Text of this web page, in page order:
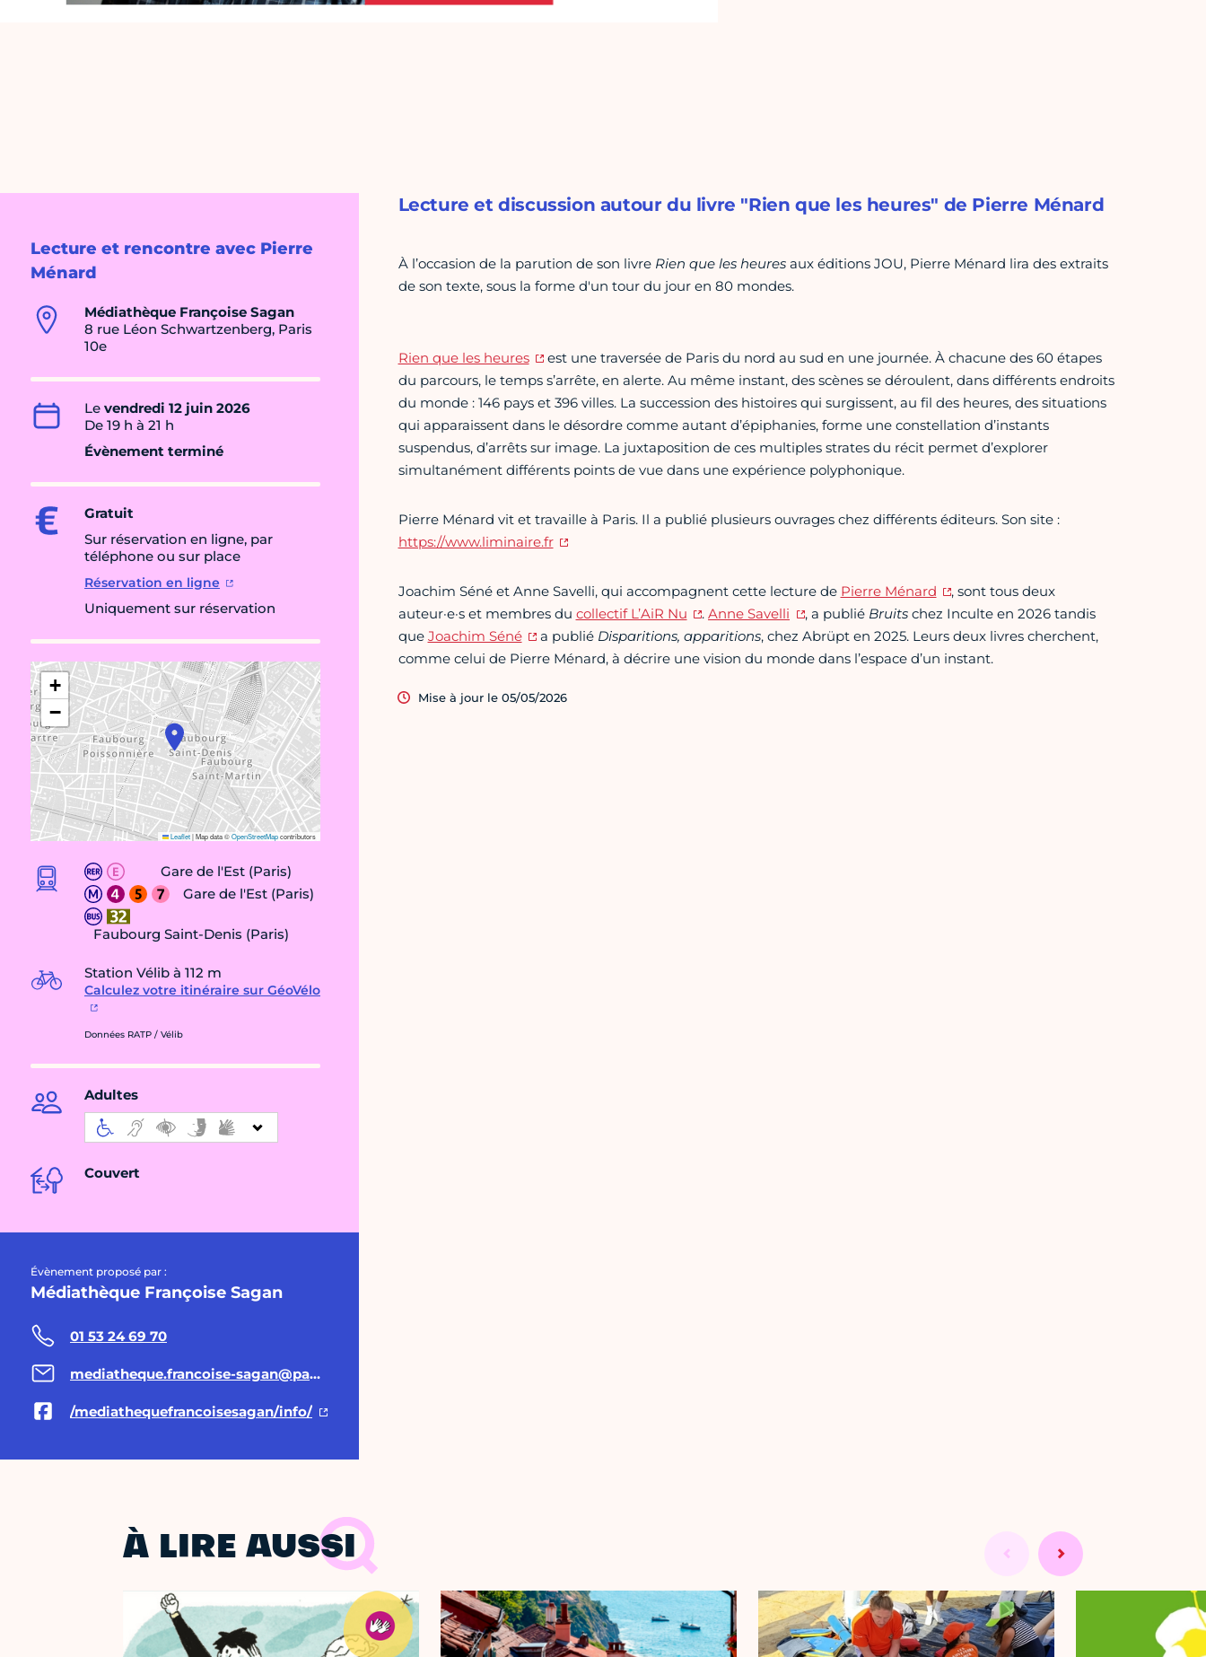
Lecture et rencontre avec Pierre
Ménard
Médiathèque Françoise Sagan
8 rue Léon Schwartzenberg, Paris
10e
Le vendredi 12 juin 2026
De 19 h à 21 h
Évènement terminé
Gratuit
Sur réservation en ligne, par
téléphone ou sur place
Réservation en ligne
Uniquement sur réservation
+
−
Leaflet|Map data ©OpenStreetMapcontributors
Gare de l'Est (Paris)
Gare de l'Est (Paris)
Faubourg Saint-Denis (Paris)
Station Vélib à 112 m
Calculez votre itinéraire sur GéoVélo
Données RATP / Vélib
Adultes
Couvert
Évènement proposé par :
Médiathèque Françoise Sagan
01 53 24 69 70
mediatheque.francoise-sagan@paris.fr
/mediathequefrancoisesagan/info/
Lecture et discussion autour du livre "Rien que les heures" de Pierre Ménard
À l’occasion de la parution de son livre Rien que les heuresaux éditions JOU, Pierre Ménard lira des extraits
de son texte, sous la forme d'un tour du jour en 80 mondes.
Rien que les heures
est une traversée de Paris du nord au sud en une journée. À chacune des 60 étapes
du parcours, le temps s’arrête, en alerte. Au même instant, des scènes se déroulent, dans différents endroits
du monde : 146 pays et 396 villes. La succession des histoires qui surgissent, au fil des heures, des situations
qui apparaissent dans le désordre comme autant d’épiphanies, forme une constellation d’instants
suspendus, d’arrêts sur image. La juxtaposition de ces multiples strates du récit permet d’explorer
simultanément différents points de vue dans une expérience polyphonique.
Pierre Ménard vit et travaille à Paris. Il a publié plusieurs ouvrages chez différents éditeurs. Son site :
https://www.liminaire.fr
Joachim Séné et Anne Savelli, qui accompagnent cette lecture de Pierre Ménard
, sont tous deux
auteur·e·s et membres du collectif L’AiR Nu .Anne Savelli , a publié Bruitschez Inculte en 2026 tandis
que Joachim Séné a publié Disparitions, apparitions, chez Abrüpt en 2025. Leurs deux livres cherchent,
comme celui de Pierre Ménard, à décrire une vision du monde dans l’espace d’un instant.
Mise à jour le 05/05/2026
À LIRE AUSSI